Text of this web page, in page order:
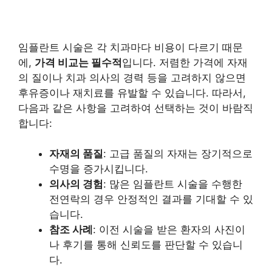
임플란트 시술은 각 치과마다 비용이 다르기 때문
에, 가격 비교는 필수적입니다. 저렴한 가격에 자재
의 질이나 치과 의사의 경력 등을 고려하지 않으면
후유증이나 재치료를 유발할 수 있습니다. 따라서,
다음과 같은 사항을 고려하여 선택하는 것이 바람직
합니다:
자재의 품질: 고급 품질의 자재는 장기적으로
수명을 증가시킵니다.
의사의 경험: 많은 임플란트 시술을 수행한
전연락의 경우 안정적인 결과를 기대할 수 있
습니다.
참조 사례 : 이전 시술을 받은 환자의 사진이
나 후기를 통해 신뢰도를 판단할 수 있습니
다.